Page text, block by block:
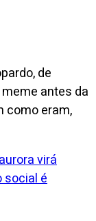
de
antes da
como eram,
virá